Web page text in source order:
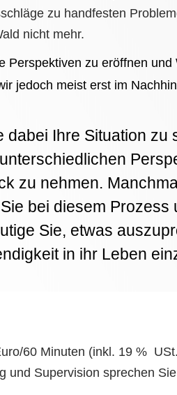
zu handfesten
nicht mehr.
Perspektiven zu eröffnen
jedoch meist erst im
dabei Ihre Situation
zu nehmen.
bei diesem
Sie, etwas
in ihr Leben
60 Minuten (inkl. 19 %
und Supervision sprechen